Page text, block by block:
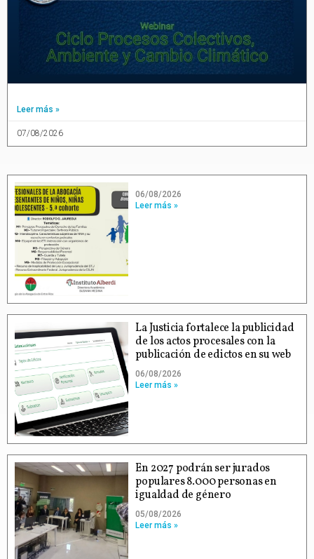
Leer más »
07/08/2026
06/08/2026
Leer más »
La Justicia fortalece la publicidad
de los actos procesales con la
publicación de edictos en su web
06/08/2026
Leer más »
En 2027 podrán ser jurados
populares 8.000 personas en
igualdad de género
05/08/2026
Leer más »